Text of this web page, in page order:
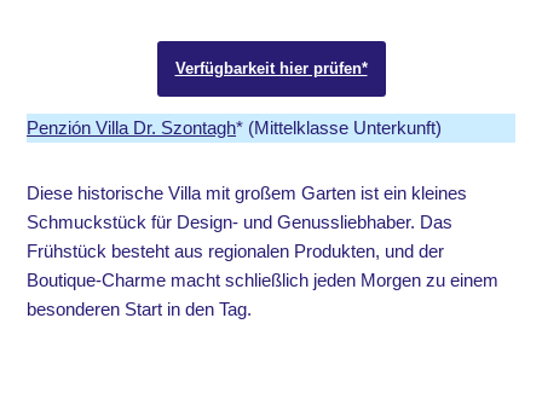
Verfügbarkeit hier prüfen*
Penzión Villa Dr. Szontagh* (Mittelklasse Unterkunft)
Diese historische Villa mit großem Garten ist ein kleines
Schmuckstück für Design- und Genussliebhaber. Das
Frühstück besteht aus regionalen Produkten, und der
Boutique-Charme macht schließlich jeden Morgen zu einem
besonderen Start in den Tag.